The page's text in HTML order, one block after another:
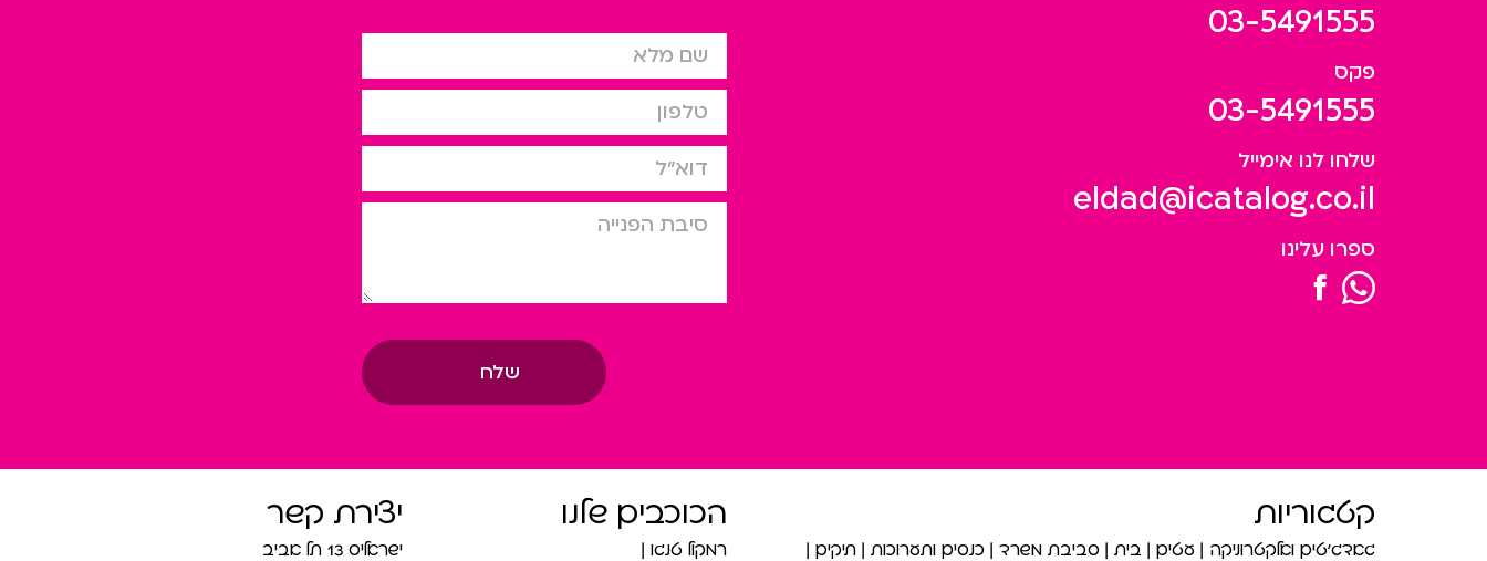
03-5491555
פקס
03-5491555
שלחו לנו אימייל
eldad@icatalog.co.il
ספרו עלינו
שם מלא
טלפון
דוא”ל
סיבת הפניה
שלח
קטגוריות
גאדג’טים ואלקטרוניקה עטים בית סביבת משרד כנסים ותערוכות תיקים
הכוכבים שלנו
רמקול טנגו
יצירת קשר
ישראליס 13 תל אביב